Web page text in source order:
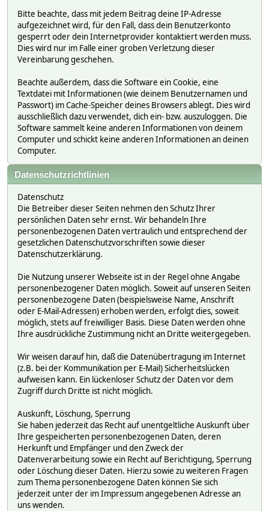
Bitte beachte, dass mit jedem Beitrag deine IP-Adresse
aufgezeichnet wird, für den Fall, dass dein Benutzerkonto
gesperrt oder dein Internetprovider kontaktiert werden muss.
Dies wird nur im Falle einer groben Verletzung dieser
Vereinbarung geschehen.
Beachte außerdem, dass die Software ein Cookie, eine
Textdatei mit Informationen (wie deinem Benutzernamen und
Passwort) im Cache-Speicher deines Browsers ablegt. Dies wird
ausschließlich dazu verwendet, dich ein- bzw. auszuloggen. Die
Software sammelt keine anderen Informationen von deinem
Computer und schickt keine anderen Informationen an deinen
Computer.
Datenschutzrichtlinien
Datenschutz
Die Betreiber dieser Seiten nehmen den Schutz Ihrer
persönlichen Daten sehr ernst. Wir behandeln Ihre
personenbezogenen Daten vertraulich und entsprechend der
gesetzlichen Datenschutzvorschriften sowie dieser
Datenschutzerklärung.
Die Nutzung unserer Webseite ist in der Regel ohne Angabe
personenbezogener Daten möglich. Soweit auf unseren Seiten
personenbezogene Daten (beispielsweise Name, Anschrift
oder E-Mail-Adressen) erhoben werden, erfolgt dies, soweit
möglich, stets auf freiwilliger Basis. Diese Daten werden ohne
Ihre ausdrückliche Zustimmung nicht an Dritte weitergegeben.
Wir weisen darauf hin, daß die Datenübertragung im Internet
(z.B. bei der Kommunikation per E-Mail) Sicherheitslücken
aufweisen kann. Ein lückenloser Schutz der Daten vor dem
Zugriff durch Dritte ist nicht möglich.
Auskunft, Löschung, Sperrung
Sie haben jederzeit das Recht auf unentgeltliche Auskunft über
Ihre gespeicherten personenbezogenen Daten, deren
Herkunft und Empfänger und den Zweck der
Datenverarbeitung sowie ein Recht auf Berichtigung, Sperrung
oder Löschung dieser Daten. Hierzu sowie zu weiteren Fragen
zum Thema personenbezogene Daten können Sie sich
jederzeit unter der im Impressum angegebenen Adresse an
uns wenden.